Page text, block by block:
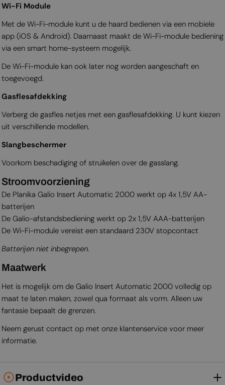
Wi-Fi Module
Met de Wi-Fi-module kunt u de haard bedienen via een mobiele
app (iOS & Android). Daarnaast maakt de Wi-Fi-module bediening
via een smart home-systeem mogelijk.
De Wi-Fi-module kan ook later nog worden aangeschaft en
toegevoegd.
Gasflesafdekking
Verberg de gasfles netjes met een gasflesafdekking. U kunt kiezen
uit verschillende modellen.
Slangbeschermer
Voorkom beschadiging of struikelen over de gasslang.
Stroomvoorziening
De Planika Galio Insert Automatic 2000 werkt op 4x 1,5V AA-
batterijen
De Galio-afstandsbediening werkt op 2x 1,5V AAA-batterijen
De Wi-Fi-module vereist een standaard 230V stopcontact
Batterijen niet inbegrepen.
Maatwerk
Het is mogelijk om de Galio Insert Automatic 2000 volledig op
maat te laten maken, zowel qua formaat als vorm. Alleen uw
fantasie bepaalt de grenzen.
Neem gerust contact op met onze klantenservice voor meer
informatie.
Productvideo